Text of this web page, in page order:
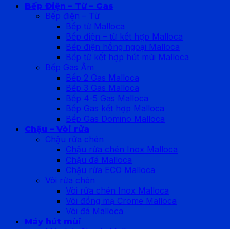
Bếp Điện – Từ – Gas
Bếp điện – Từ
Bếp từ Malloca
Bếp điện – từ kết hợp Malloca
Bếp điện hồng ngoại Malloca
Bếp từ kết hợp hút mùi Malloca
Bếp Gas Âm
Bếp 2 Gas Malloca
Bếp 3 Gas Malloca
Bếp 4-5 Gas Malloca
Bếp Gas kết hợp Malloca
Bếp Gas Domino Malloca
Chậu – Vòi rửa
Chậu rửa chén
Chậu rửa chén Inox Malloca
Chậu đá Malloca
Chậu rửa ECO Malloca
Vòi rửa chén
Vòi rửa chén Inox Malloca
Vòi đồng mạ Crome Malloca
Vòi đá Malloca
Máy hút mùi